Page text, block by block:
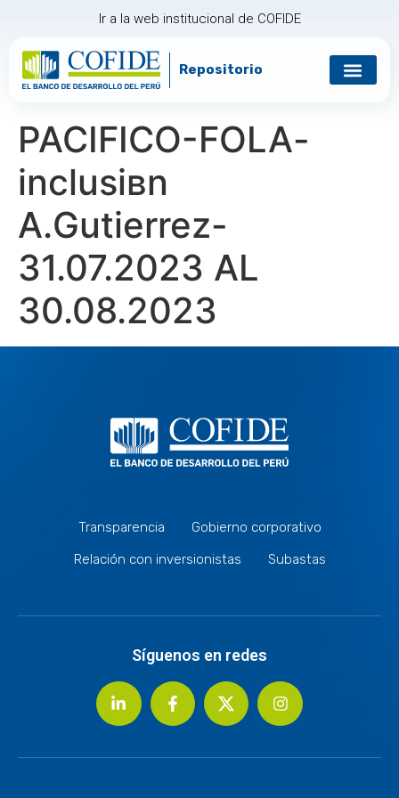
Ir a la web institucional de COFIDE
Repositorio
PACIFICO-FOLA-
inclusiвn
A.Gutierrez-
31.07.2023 AL
30.08.2023
Transparencia
Gobierno corporativo
Relación con inversionistas
Subastas
Síguenos en redes